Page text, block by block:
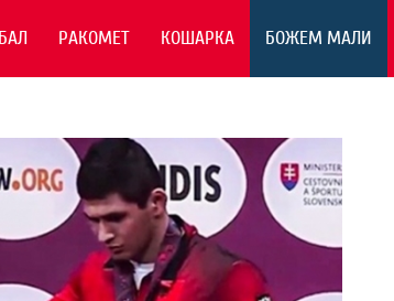
РАКОМЕТ КОШАРКА БОЖЕМ МАЛИ